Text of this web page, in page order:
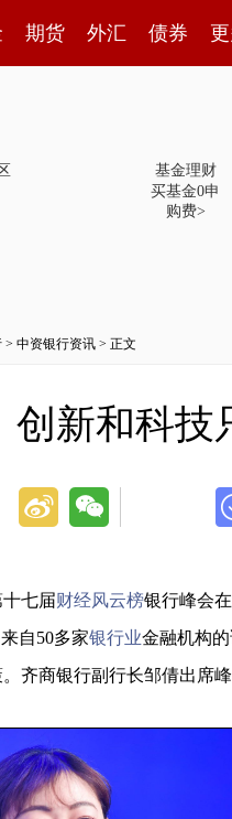
期货 外汇 债券
基金理财
买基金0申
购费>
> 中资银行资讯 > 正文
创新和科
七届财经风云榜银行峰会
自50多家银行业金融机构
齐商银行副行长邹倩出席